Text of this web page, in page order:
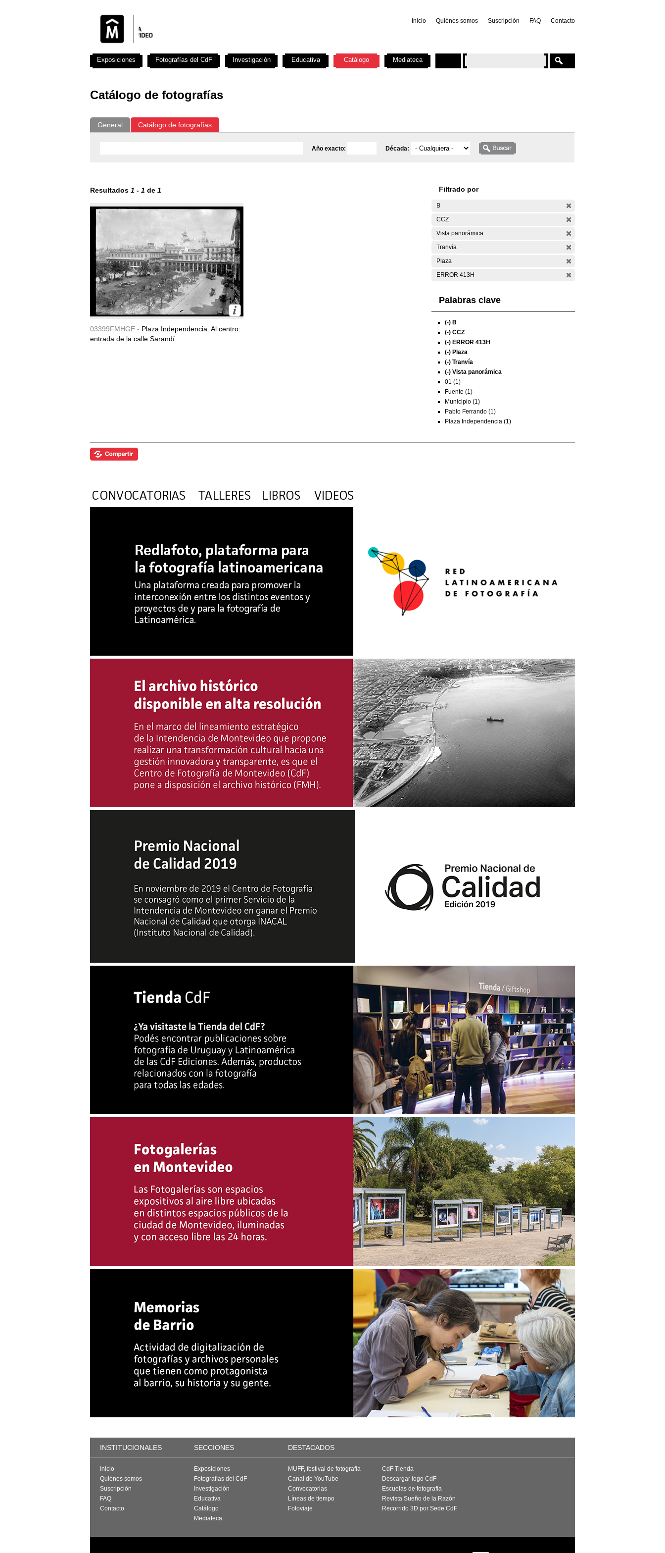
Inicio Quiénes somos Suscripción FAQ Contacto
Catálogo de fotografías
General Catálogo de fotografías
Año exacto: Década:
Resultados 1 - 1 de 1
03399FMHGE - Plaza Independencia. Al centro:
entrada de la calle Sarandí.
Filtrado por
B
CCZ
Vista panorámica
Tranvía
Plaza
ERROR 413H
Palabras clave
(-) B
(-) CCZ
(-) ERROR 413H
(-) Plaza
(-) Tranvía
(-) Vista panorámica
01 (1)
Fuente (1)
Municipio (1)
Pablo Ferrando (1)
Plaza Independencia (1)
Exposiciones Fotografías del CdF Investigación Educativa Catálogo Mediateca
INSTITUCIONALES SECCIONES DESTACADOS
Inicio
Quiénes somos
Suscripción
FAQ
Contacto
Exposiciones
Fotografías del CdF
Investigación
Educativa
Catálogo
Mediateca
MUFF, festival de fotografía
Canal de YouTube
Convocatorias
Líneas de tiempo
Fotoviaje
CdF Tienda
Descargar logo CdF
Escuelas de fotografía
Revista Sueño de la Razón
Recorrido 3D por Sede CdF